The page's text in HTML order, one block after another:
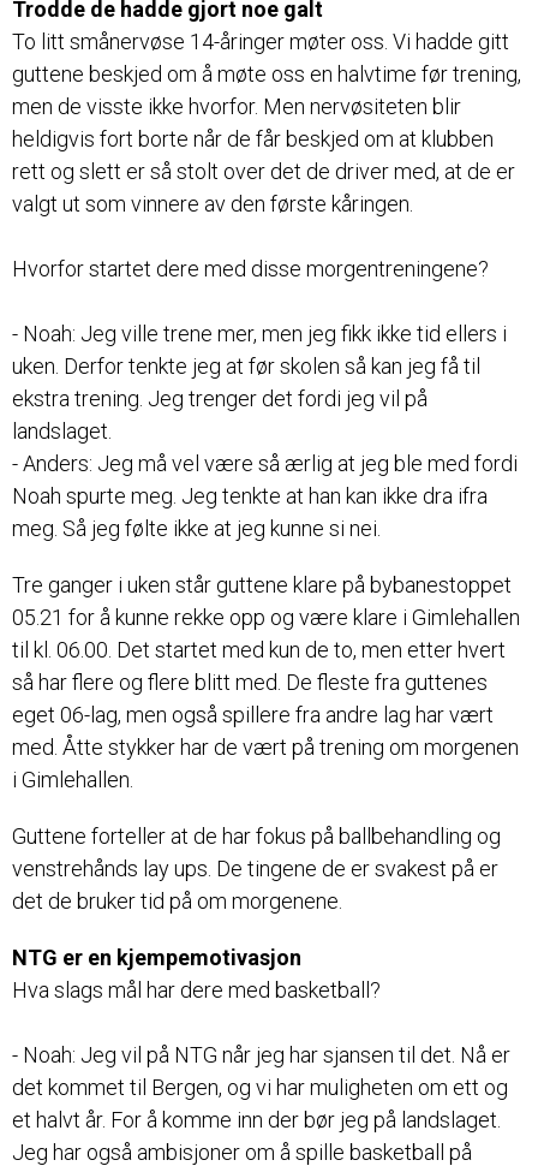
Trodde de hadde gjort noe galt
To litt smånervøse 14-åringer møter oss. Vi hadde gitt
guttene beskjed om å møte oss en halvtime før trening,
men de visste ikke hvorfor. Men nervøsiteten blir
heldigvis fort borte når de får beskjed om at klubben
rett og slett er så stolt over det de driver med, at de er
valgt ut som vinnere av den første kåringen.
Hvorfor startet dere med disse morgentreningene?
- Noah: Jeg ville trene mer, men jeg fikk ikke tid ellers i
uken. Derfor tenkte jeg at før skolen så kan jeg få til
ekstra trening. Jeg trenger det fordi jeg vil på
landslaget.
- Anders: Jeg må vel være så ærlig at jeg ble med fordi
Noah spurte meg. Jeg tenkte at han kan ikke dra ifra
meg. Så jeg følte ikke at jeg kunne si nei.
Tre ganger i uken står guttene klare på bybanestoppet
05.21 for å kunne rekke opp og være klare i Gimlehallen
til kl. 06.00. Det startet med kun de to, men etter hvert
så har flere og flere blitt med. De fleste fra guttenes
eget 06-lag, men også spillere fra andre lag har vært
med. Åtte stykker har de vært på trening om morgenen
i Gimlehallen.
Guttene forteller at de har fokus på ballbehandling og
venstrehånds lay ups. De tingene de er svakest på er
det de bruker tid på om morgenene.
NTG er en kjempemotivasjon
Hva slags mål har dere med basketball?
- Noah: Jeg vil på NTG når jeg har sjansen til det. Nå er
det kommet til Bergen, og vi har muligheten om ett og
et halvt år. For å komme inn der bør jeg på landslaget.
Jeg har også ambisjoner om å spille basketball på